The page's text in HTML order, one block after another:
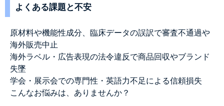
よくある課題と不安
原材料や機能性成分、臨床データの誤訳で審査不通過や
海外販売中止
海外ラベル・広告表現の法令違反で商品回収やブランド
失墜
学会・展示会での専門性・英語力不足による信頼損失
こんなお悩みは、ありませんか？